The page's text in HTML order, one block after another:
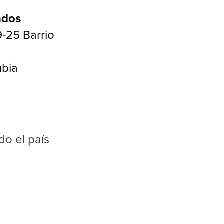
25 Barrio
el país